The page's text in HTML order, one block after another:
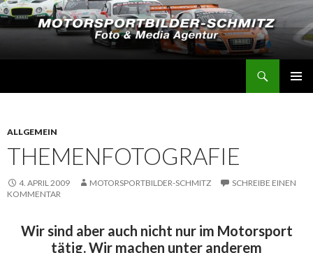
ALLGEMEIN
THEMENFOTOGRAFIE
4. APRIL 2009 MOTORSPORTBILDER-SCHMITZ
SCHREIBE EINEN
KOMMENTAR
Wir sind aber auch nicht nur im Motorsport
tätig. Wir machen unter anderem